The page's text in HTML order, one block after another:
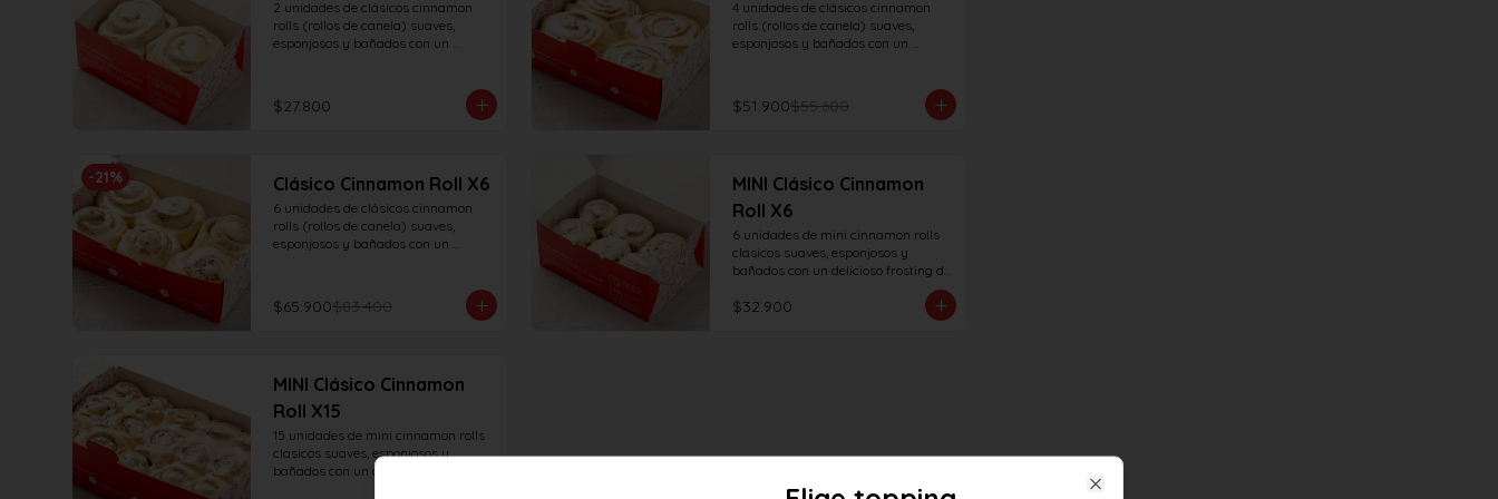
2 unidades de clásicos cinnamon
rolls (rollos de canela) suaves,
esponjosos y bañados con un
$27.800
4 unidades de clásicos cinnamon
rolls (rollos de canela) suaves,
esponjosos y bañados con un
$51.900$55.600
-21% Clásico Cinnamon Roll X6
6 unidades de clásicos cinnamon
rolls (rollos de canela) suaves,
esponjosos y bañados con un
$65.900$83.400
MINI Clásico Cinnamon
Roll X6
6 unidades de mini cinnamon rolls
clasicos suaves, esponjosos y
bañados con un delicioso frosting de
$32.900
MINI Clásico Cinnamon
Roll X15
15 unidades de mini cinnamon rolls
clasicos suaves, esponjosos y
bañados con un delicioso frosting de